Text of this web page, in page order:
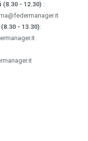
- 12.30) :
- 13.30):